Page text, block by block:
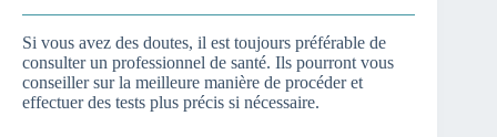
Si vous avez des doutes, il est toujours préférable de
consulter un professionnel de santé. Ils pourront vous
conseiller sur la meilleure manière de procéder et
effectuer des tests plus précis si nécessaire.